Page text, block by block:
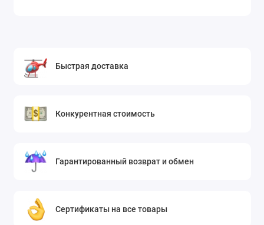
Быстрая доставка
Конкурентная стоимость
Гарантированный возврат и обмен
Сертификаты на все товары